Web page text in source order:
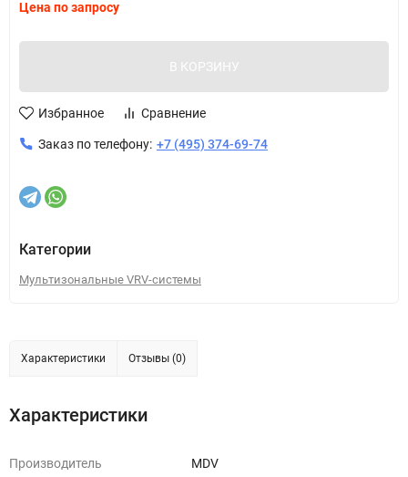
Цена по запросу
В КОРЗИНУ
Избранное Сравнение
Заказ по телефону: +7 (495) 374-69-74
Категории
Мультизональные VRV-системы
Характеристики Отзывы (0)
Характеристики
Производитель MDV